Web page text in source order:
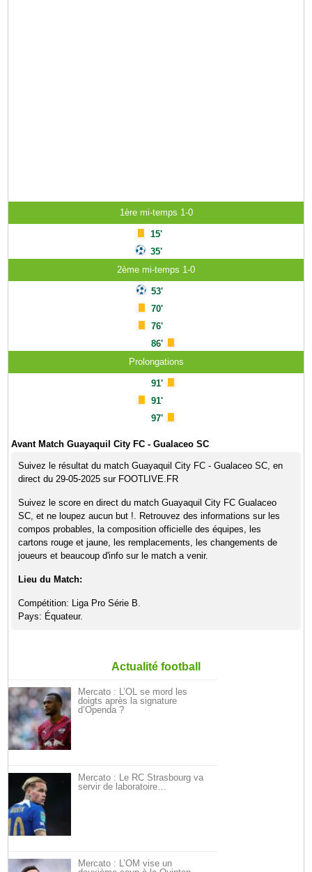
1ère mi-temps 1-0
15'
35'
2ème mi-temps 1-0
53'
70'
76'
86'
Prolongations
91'
91'
97'
Avant Match Guayaquil City FC - Gualaceo SC
Suivez le résultat du match Guayaquil City FC - Gualaceo SC, en
direct du 29-05-2025 sur FOOTLIVE.FR
Suivez le score en direct du match Guayaquil City FC Gualaceo
SC, et ne loupez aucun but !. Retrouvez des informations sur les
compos probables, la composition officielle des équipes, les
cartons rouge et jaune, les remplacements, les changements de
joueurs et beaucoup d'info sur le match a venir.
Lieu du Match:
Compétition: Liga Pro Série B.
Pays: Équateur.
Actualité football
Mercato : L’OL se mord les
doigts après la signature
d’Openda ?
Mercato : Le RC Strasbourg va
servir de laboratoire…
Mercato : L’OM vise un